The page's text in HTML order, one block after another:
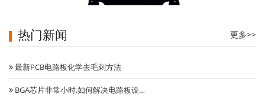
热门新闻 更多>>
最新PCB电路板化学去毛刺方法
BGA芯片非常小时,如何解决电路板设…